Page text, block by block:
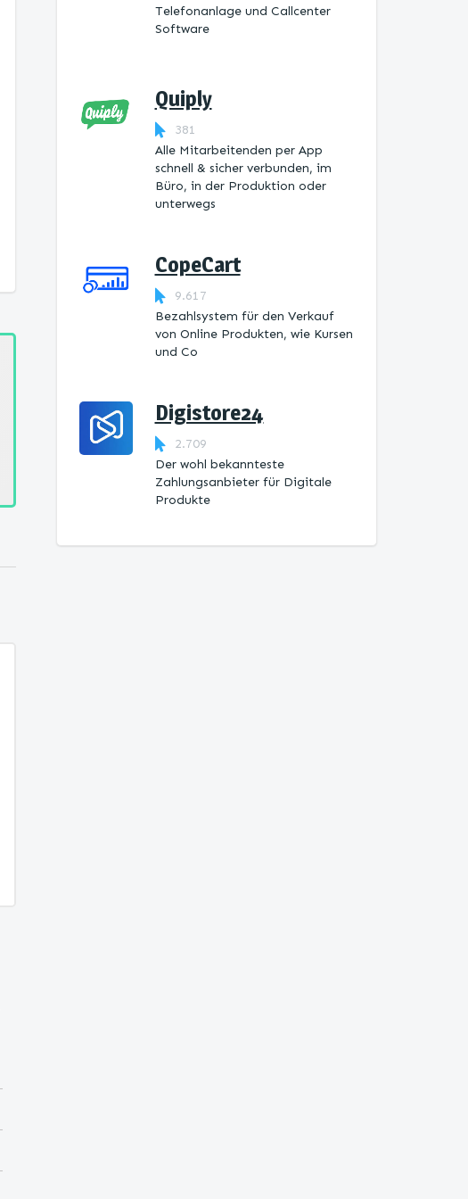
Telefonanlage und Callcenter
Software
Quiply
381
Alle Mitarbeitenden per App
schnell & sicher verbunden, im
Büro, in der Produktion oder
unterwegs
CopeCart
9.617
Bezahlsystem für den Verkauf
von Online Produkten, wie Kursen
und Co
Digistore24
2.709
Der wohl bekannteste
Zahlungsanbieter für Digitale
Produkte